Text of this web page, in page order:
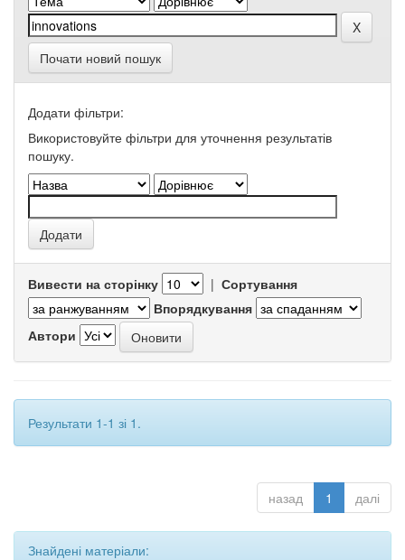
Почати новий пошук
Додати фільтри:
Використовуйте фільтри для уточнення результатів
пошуку.
Вивести на сторінку | Сортування
Впорядкування
Автори
Результати 1-1 зі 1.
назад 1 далі
Знайдені матеріали: